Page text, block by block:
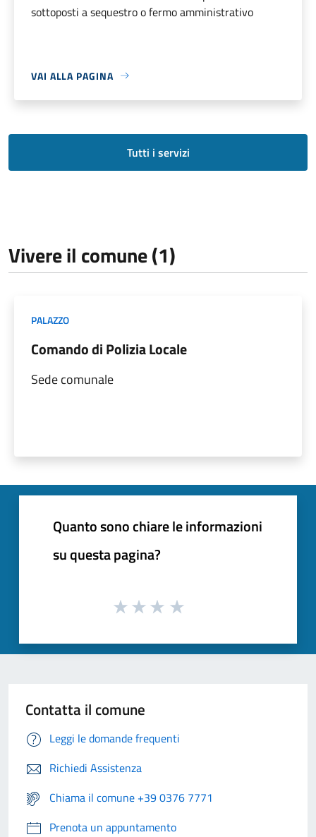
sottoposti a sequestro o fermo amministrativo
VAI ALLA PAGINA
Tutti i servizi
Vivere il comune (1)
PALAZZO
Comando di Polizia Locale
Sede comunale
Quanto sono chiare le informazioni
su questa pagina?
Contatta il comune
Leggi le domande frequenti
Richiedi Assistenza
Chiama il comune +39 0376 7771
Prenota un appuntamento